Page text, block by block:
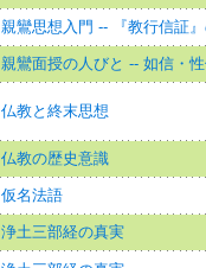
親鸞思想入門 -- 『教行信証
親鸞面授の人びと -- 如信・
仏教と終末思想
仏教の歴史意識
仮名法語
浄土三部経の真実